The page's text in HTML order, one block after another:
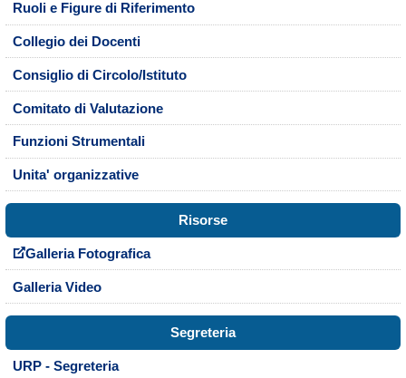
Ruoli e Figure di Riferimento
Collegio dei Docenti
Consiglio di Circolo/Istituto
Comitato di Valutazione
Funzioni Strumentali
Unita' organizzative
Risorse
Galleria Fotografica
Galleria Video
Segreteria
URP - Segreteria